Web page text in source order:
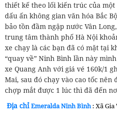
thiết kế theo lối kiến trúc của
dấu ấn không gian văn hóa Bắc
bảo tồn đầm ngập nước Vân
trung tâm thành phố Hà Nội
xe chạy là các bạn đã có mặt tại
“quay về” Ninh Bình lần này
xe Quang Anh với giá vé 160k/1
Mai, sau đó chạy vào cao tốc
chợp mắt được 1 lúc thì đã đến
Địa chỉEmeralda Ninh Bình : Xã